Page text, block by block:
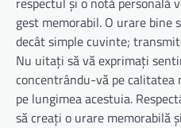
gest memorabil. O urare
decât simple cuvinte;
Nu uitați să vă exprimați
concentrându-vă pe calitatea
pe lungimea acestuia.
să creați o urare memorabilă